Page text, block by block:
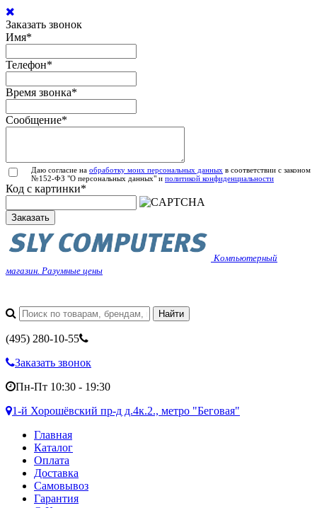
Заказать звонок
Имя*
Телефон*
Время звонка*
Сообщение*
Даю согласие на обработку моих персональных данных в соответствии с законом
№152-ФЗ "О персональных данных" и политикой конфиденциальности
Код с картинки*
Заказать
Компьютерный
магазин. Разумные цены
(495) 280-10-55
Заказать звонок
Пн-Пт 10:30 - 19:30
1-й Хорошёвский пр-д д.4к.2., метро "Беговая"
Главная
Каталог
Оплата
Доставка
Самовывоз
Гарантия